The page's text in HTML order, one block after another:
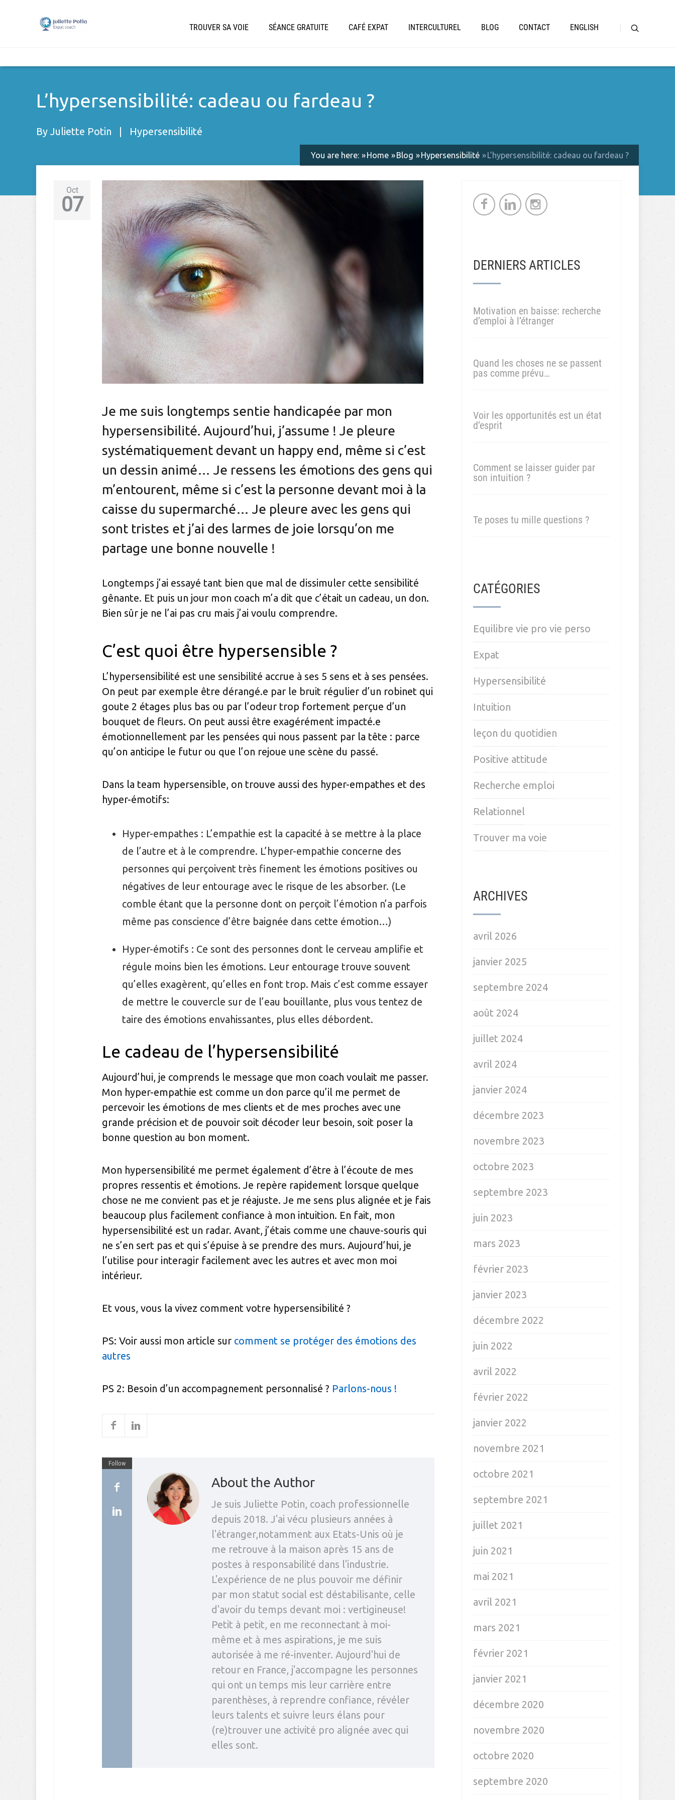
TROUVER SA VOIE SÉANCE GRATUITE CAFÉ EXPAT INTERCULTUREL BLOG CONTACT ENGLISH
L’hypersensibilité: cadeau ou fardeau ?
By Juliette Potin Hypersensibilité
You are here: Home Blog Hypersensibilité L’hypersensibilité: cadeau ou fardeau ?
Oct
07
Je me suis longtemps sentie handicapée par mon
hypersensibilité. Aujourd’hui, j’assume ! Je pleure
systématiquement devant un happy end, même si c’est
un dessin animé… Je ressens les émotions des gens qui
m’entourent, même si c’est la personne devant moi à la
caisse du supermarché… Je pleure avec les gens qui
sont tristes et j’ai des larmes de joie lorsqu’on me
partage une bonne nouvelle !
Longtemps j’ai essayé tant bien que mal de dissimuler cette sensibilité
gênante. Et puis un jour mon coach m’a dit que c’était un cadeau, un don.
Bien sûr je ne l’ai pas cru mais j’ai voulu comprendre.
C’est quoi être hypersensible ?
L’hypersensibilité est une sensibilité accrue à ses 5 sens et à ses pensées.
On peut par exemple être dérangé.e par le bruit régulier d’un robinet qui
goute 2 étages plus bas ou par l’odeur trop fortement perçue d’un
bouquet de fleurs. On peut aussi être exagérément impacté.e
émotionnellement par les pensées qui nous passent par la tête : parce
qu’on anticipe le futur ou que l’on rejoue une scène du passé.
Dans la team hypersensible, on trouve aussi des hyper-empathes et des
hyper-émotifs:
Hyper-empathes : L’empathie est la capacité à se mettre à la place
de l’autre et à le comprendre. L’hyper-empathie concerne des
personnes qui perçoivent très finement les émotions positives ou
négatives de leur entourage avec le risque de les absorber. (Le
comble étant que la personne dont on perçoit l’émotion n’a parfois
même pas conscience d’être baignée dans cette émotion…)
Hyper-émotifs : Ce sont des personnes dont le cerveau amplifie et
régule moins bien les émotions. Leur entourage trouve souvent
qu’elles exagèrent, qu’elles en font trop. Mais c’est comme essayer
de mettre le couvercle sur de l’eau bouillante, plus vous tentez de
taire des émotions envahissantes, plus elles débordent.
Le cadeau de l’hypersensibilité
Aujourd’hui, je comprends le message que mon coach voulait me passer.
Mon hyper-empathie est comme un don parce qu’il me permet de
percevoir les émotions de mes clients et de mes proches avec une
grande précision et de pouvoir soit décoder leur besoin, soit poser la
bonne question au bon moment.
Mon hypersensibilité me permet également d’être à l’écoute de mes
propres ressentis et émotions. Je repère rapidement lorsque quelque
chose ne me convient pas et je réajuste. Je me sens plus alignée et je fais
beaucoup plus facilement confiance à mon intuition. En fait, mon
hypersensibilité est un radar. Avant, j’étais comme une chauve-souris qui
ne s’en sert pas et qui s’épuise à se prendre des murs. Aujourd’hui, je
l’utilise pour interagir facilement avec les autres et avec mon moi
intérieur.
Et vous, vous la vivez comment votre hypersensibilité ?
PS: Voir aussi mon article sur comment se protéger des émotions des
autres
PS 2: Besoin d’un accompagnement personnalisé ? Parlons-nous !
Follow
About the Author
Je suis Juliette Potin, coach professionnelle
depuis 2018. J'ai vécu plusieurs années à
l'étranger,notamment aux Etats-Unis où je
me retrouve à la maison après 15 ans de
postes à responsabilité dans l'industrie.
L'expérience de ne plus pouvoir me définir
par mon statut social est déstabilisante, celle
d'avoir du temps devant moi : vertigineuse!
Petit à petit, en me reconnectant à moi-
même et à mes aspirations, je me suis
autorisée à me ré-inventer. Aujourd'hui de
retour en France, j'accompagne les personnes
qui ont un temps mis leur carrière entre
parenthèses, à reprendre confiance, révéler
leurs talents et suivre leurs élans pour
(re)trouver une activité pro alignée avec qui
elles sont.
DERNIERS ARTICLES
Motivation en baisse: recherche
d’emploi à l’étranger
Quand les choses ne se passent
pas comme prévu…
Voir les opportunités est un état
d’esprit
Comment se laisser guider par
son intuition ?
Te poses tu mille questions ?
CATÉGORIES
Equilibre vie pro vie perso
Expat
Hypersensibilité
Intuition
leçon du quotidien
Positive attitude
Recherche emploi
Relationnel
Trouver ma voie
ARCHIVES
avril 2026
janvier 2025
septembre 2024
août 2024
juillet 2024
avril 2024
janvier 2024
décembre 2023
novembre 2023
octobre 2023
septembre 2023
juin 2023
mars 2023
février 2023
janvier 2023
décembre 2022
juin 2022
avril 2022
février 2022
janvier 2022
novembre 2021
octobre 2021
septembre 2021
juillet 2021
juin 2021
mai 2021
avril 2021
mars 2021
février 2021
janvier 2021
décembre 2020
novembre 2020
octobre 2020
septembre 2020